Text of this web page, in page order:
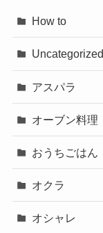
How to
Uncategorized
アスパラ
オーブン料理
おうちごはん
オクラ
オシャレ